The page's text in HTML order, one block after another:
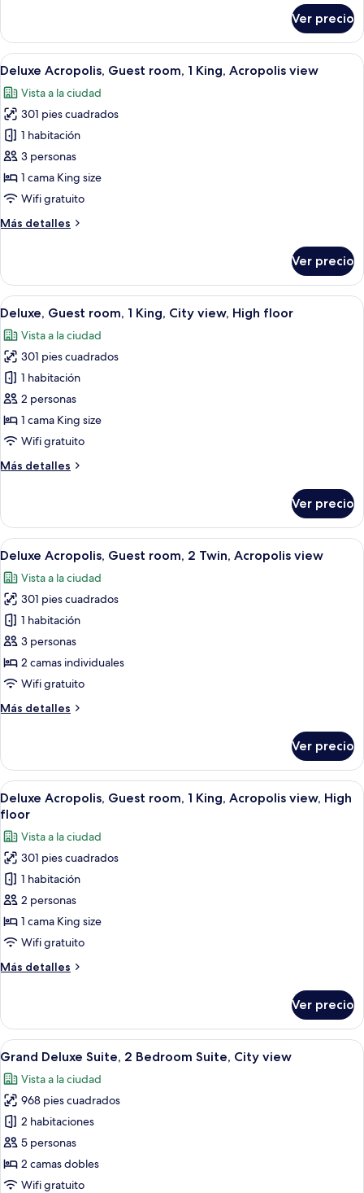
view,
High
floor
Acropolis
Suite,
1
King,
Acropolis
view,
High
floor
Ver precio
Abrir
todas
las
fotos
de
Deluxe
Acropolis,
Guest
1
view
Habitación de hotel con una cama
6
Deluxe Acropolis, Guest room, 1 King, Acropolis view
Vista a la ciudad
301 pies cuadrados
1 habitación
3 personas
1 cama King size
Wifi gratuito
Más detalles
Más
Acropolis,
Guest
room,
King,
Acropolis
view
Ver precio
Abrir
todas
las
fotos
de
Deluxe,
Guest
room,
King,
High
floor
Habitación de hotel con una cama
3
Deluxe, Guest room, 1 King, City view, High floor
Vista a la ciudad
301 pies cuadrados
1 habitación
2 personas
1 cama King size
Wifi gratuito
Más detalles
Más
Guest
room,
1
City
view,
High
floor
Ver precio
Abrir
todas
las
fotos
de
Deluxe
Acropolis,
Guest
2
view
Una habitación de hotel con dos
3
Deluxe Acropolis, Guest room, 2 Twin, Acropolis view
Vista a la ciudad
301 pies cuadrados
1 habitación
3 personas
2 camas individuales
Wifi gratuito
Más detalles
Más
Acropolis,
Guest
room,
2
Acropolis
view
Ver precio
Abrir
todas
las
fotos
de
Deluxe
Acropolis,
Guest
room,
King,
High
floor
Habitación de hotel con una cama
5
Deluxe Acropolis, Guest room, 1 King, Acropolis view, High
floor
Vista a la ciudad
301 pies cuadrados
1 habitación
2 personas
1 cama King size
Wifi gratuito
Más detalles
Más
Acropolis,
Guest
room,
King,
Acropolis
view,
High
floor
Ver precio
Abrir
todas
las
fotos
de
Grand
Deluxe
Suite,
Una habitación de hotel con una
7
Grand Deluxe Suite, 2 Bedroom Suite, City view
Vista a la ciudad
968 pies cuadrados
2 habitaciones
5 personas
2 camas dobles
Wifi gratuito